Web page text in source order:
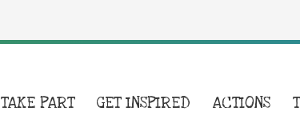
TAKE PART GET INSPIRED ACTIONS